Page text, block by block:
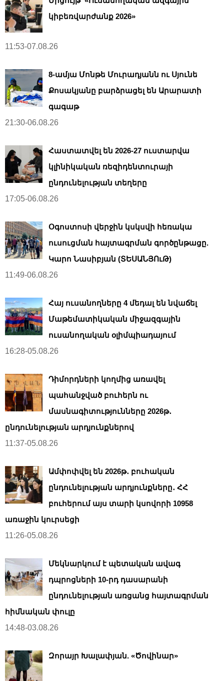
կիբեռվարժանք 2026»
11:53-07.08.26
8-ամյա Մոնթե Մուրադյանն ու Սյունե
Քոսակյանը բարձրացել են Արարատի
գագաթ
21:30-06.08.26
Հաստատվել են 2026-27 ուստարվա
կլինիկական ռեզիդենտուրայի
ընդունելության տեղերը
17:05-06.08.26
Օգոստոսի վերջին կսկսվի հեռակա
ուսուցման հայտագրման գործընթացը.
Կարո Նասիբյան (ՏԵՍԱՆՅՈւԹ)
11:49-06.08.26
Հայ ուսանողները 4 մեդալ են նվաճել
Մաթեմատիկական միջազգային
ուսանողական օլիմպիադայում
16:28-05.08.26
Դիմորդների կողմից առավել
պահանջված բուհերն ու
մասնագիտությունները 2026թ․
ընդունելության արդյունքներով
11:37-05.08.26
Ամփոփվել են 2026թ․ բուհական
ընդունելության արդյունքները․ ՀՀ
բուհերում այս տարի կսովորի 10958
առաջին կուրսեցի
11:26-05.08.26
Մեկնարկում է պետական ավագ
դպրոցների 10-րդ դասարանի
ընդունելության առցանց հայտագրման
հիմնական փուլը
14:48-03.08.26
Զորայր Խալափյան. «Ծովինար»